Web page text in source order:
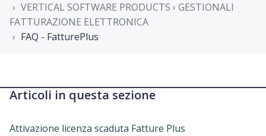
VERTICAL SOFTWARE PRODUCTS › GESTIONALI
FATTURAZIONE ELETTRONICA
FAQ - FatturePlus
Articoli in questa sezione
Attivazione licenza scaduta Fatture Plus